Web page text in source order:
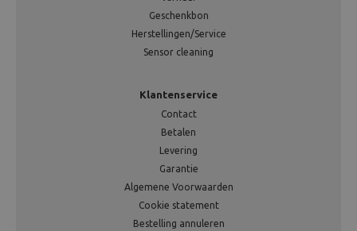
Geschenkbon
Herstellingen/Service
Sensor cleaning
Klantenservice
Contact
Betalen
Levering
Garantie
Algemene Voorwaarden
Cookie statement
Bestelling annuleren